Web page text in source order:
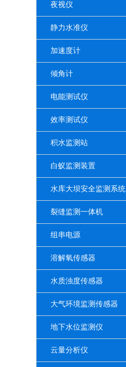
夜视仪
静力水准仪
加速度计
倾角计
电能测试仪
效率测试仪
积水监测站
白蚁监测装置
水库大坝安全监测系统
裂缝监测一体机
组串电源
溶解氧传感器
水质浊度传感器
大气环境监测传感器
地下水位监测仪
云量分析仪